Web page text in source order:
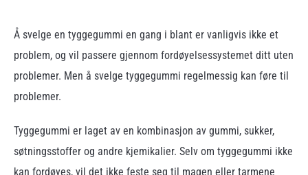
admin
in
Ukategorisert
Å svelge en tyggegummi en gang i blant er vanligvis ikke et
problem, og vil passere gjennom fordøyelsessystemet ditt uten
problemer. Men å svelge tyggegummi regelmessig kan føre til
problemer.
Tyggegummi er laget av en kombinasjon av gummi, sukker,
søtningsstoffer og andre kjemikalier. Selv om tyggegummi ikke
kan fordøyes, vil det ikke feste seg til magen eller tarmene